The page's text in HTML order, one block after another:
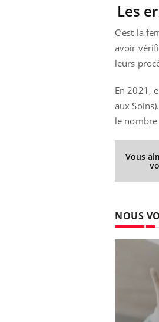
Les
C’est la
avoir
leurs
En 2021,
aux
le nombre
Vous
NOUS